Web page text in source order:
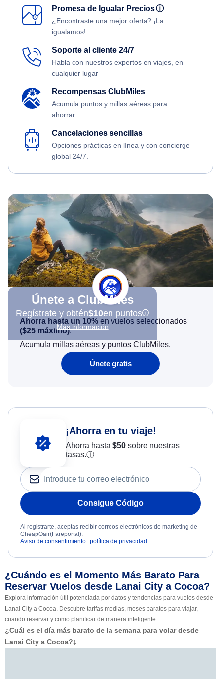
Promesa de Igualar Preciosⓘ
¿Encontraste una mejor oferta? ¡La
igualamos!
Soporte al cliente 24/7
Habla con nuestros expertos en viajes, en
cualquier lugar
Recompensas ClubMiles
Acumula puntos y millas aéreas para
ahorrar.
Cancelaciones sencillas
Opciones prácticas en línea y con concierge
global 24/7.
Únete a ClubMiles
Regístrate y obtén$10en puntos
Más información
Ahorra hasta un 10% en vuelos seleccionados
($25 máximo).
Acumula millas aéreas y puntos ClubMiles.
Únete gratis
¡Ahorra en tu viaje!
Ahorra hasta $50sobre nuestras
tasas.ⓘ
Consigue Código
Al registrarte, aceptas recibir correos electrónicos de marketing de
CheapOair(Fareportal).
Aviso de consentimiento política de privacidad
¿Cuándo es el Momento Más Barato Para
Reservar Vuelos desde Lanai City a Cocoa?
Explora información útil potenciada por datos y tendencias para vuelos desde
Lanai City a Cocoa. Descubre tarifas medias, meses baratos para viajar,
cuándo reservar y cómo planificar de manera inteligente.
¿Cuál es el día más barato de la semana para volar desde
Lanai City a Cocoa?‡